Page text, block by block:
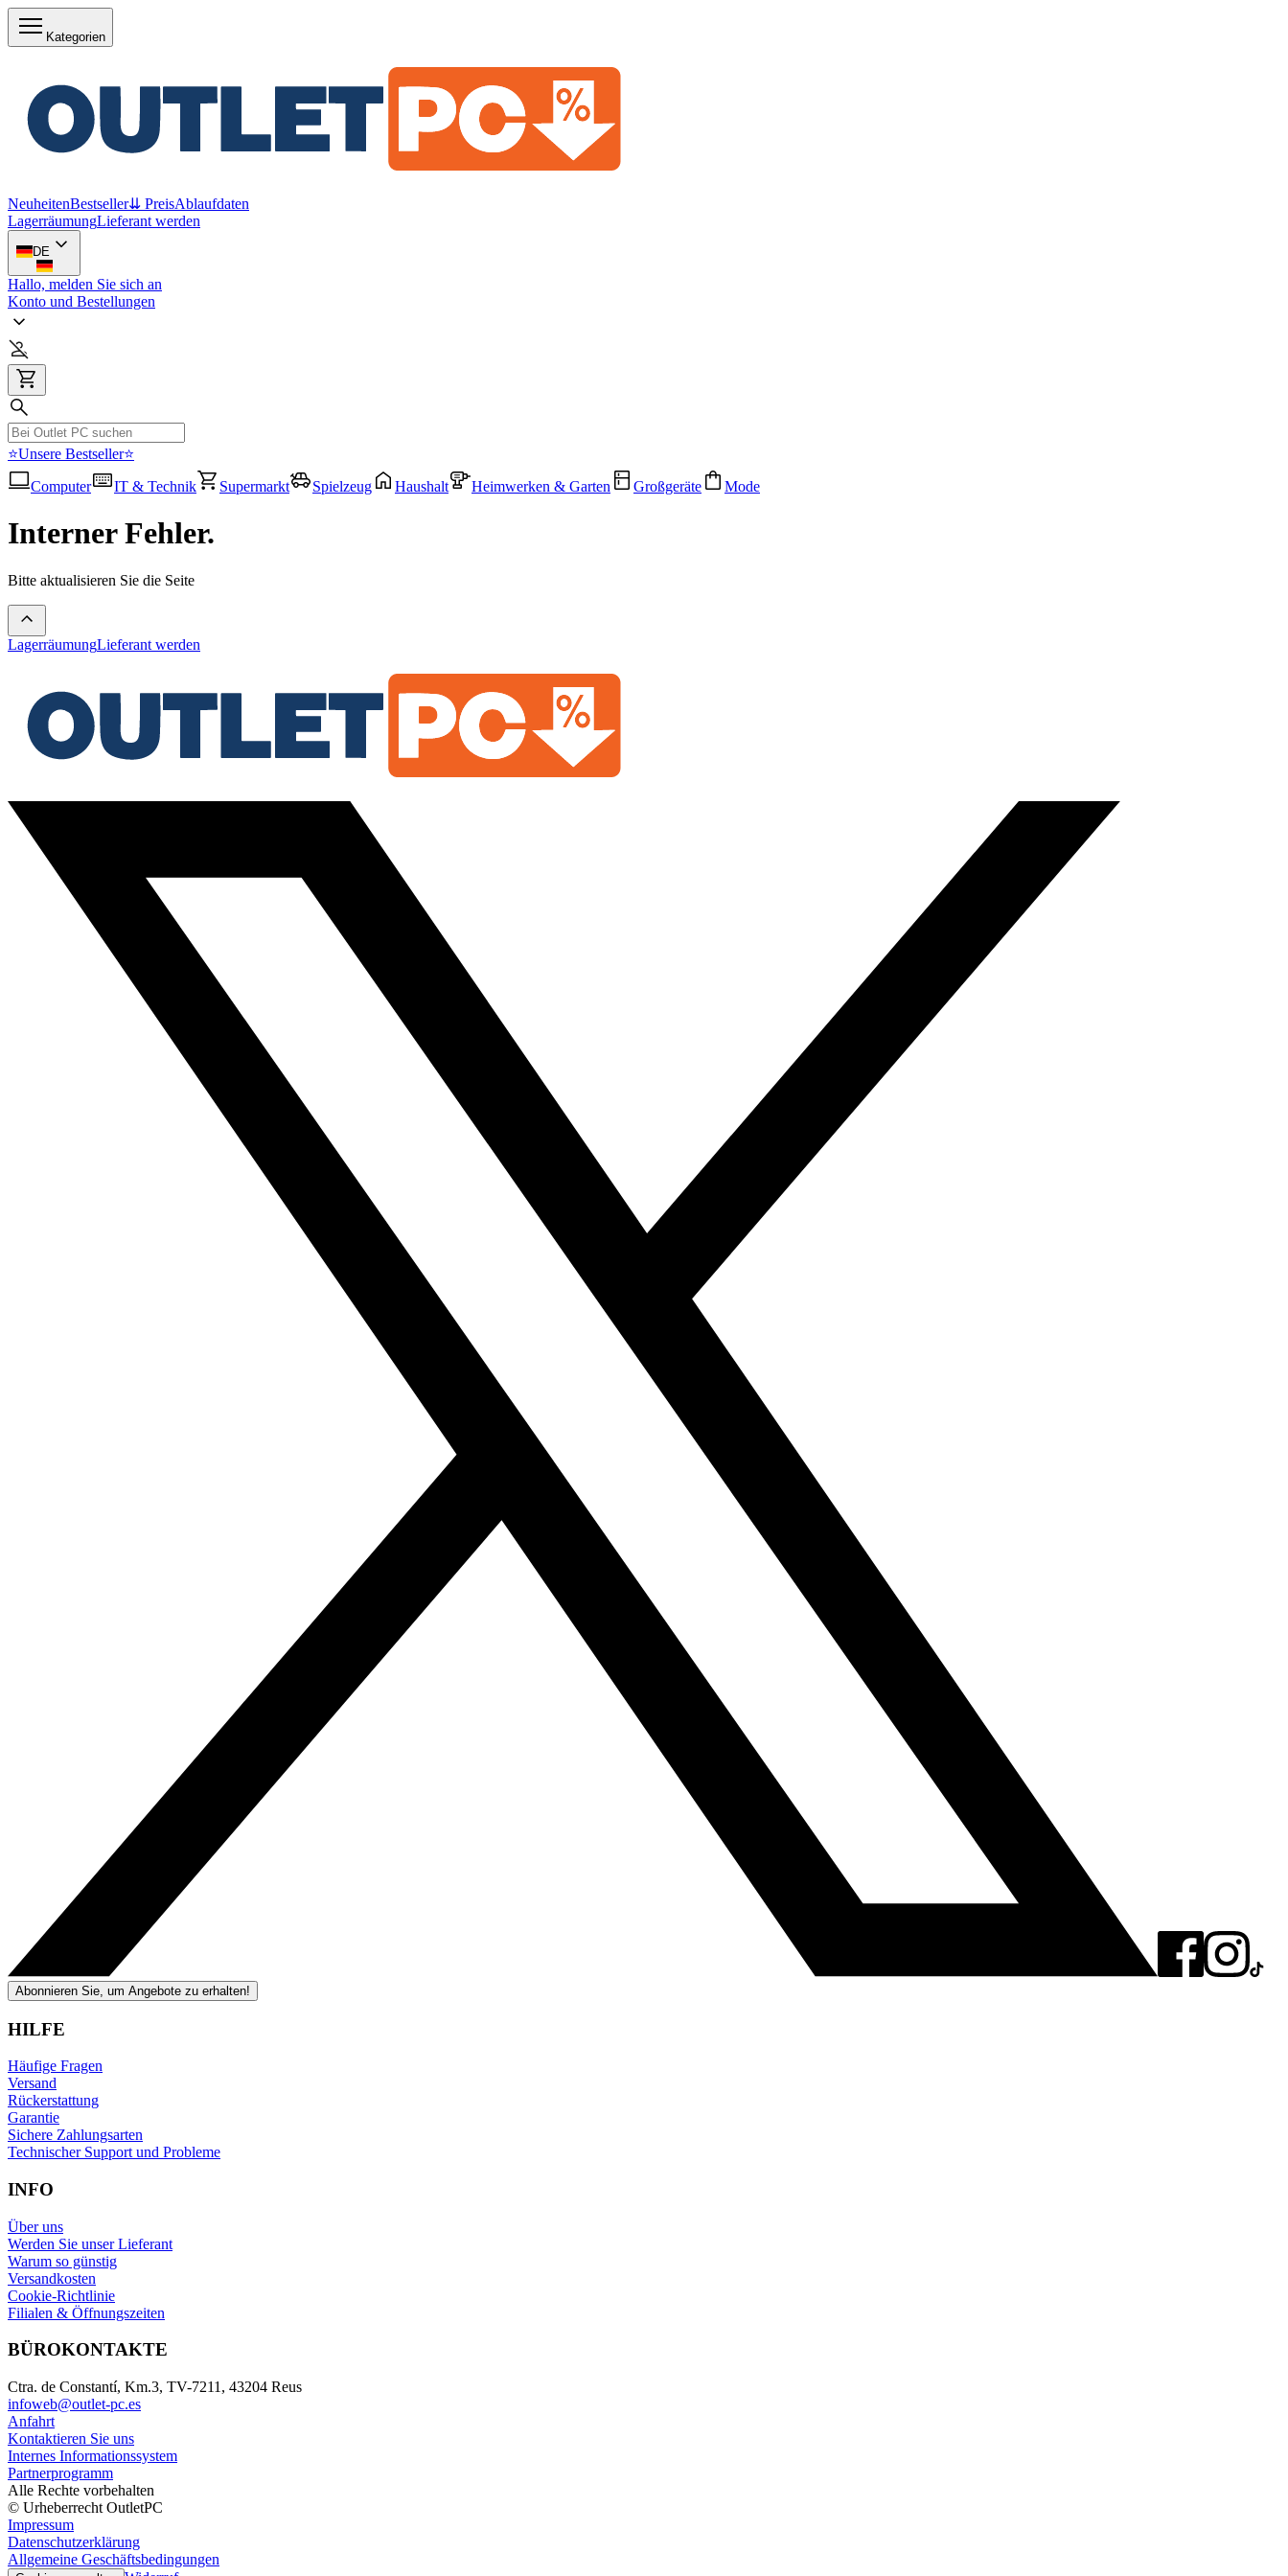
Kategorien
NeuheitenBestseller⇊ PreisAblaufdaten
LagerräumungLieferant werden
DE
Hallo, melden Sie sich an
Konto und Bestellungen
⭐Unsere Bestseller⭐
Computer
IT & Technik Supermarkt Spielzeug Haushalt Heimwerken & Garten Großgeräte Mode
Interner Fehler.
Bitte aktualisieren Sie die Seite
LagerräumungLieferant werden
Abonnieren Sie, um Angebote zu erhalten!
HILFE
Häufige Fragen
Versand
Rückerstattung
Garantie
Sichere Zahlungsarten
Technischer Support und Probleme
INFO
Über uns
Werden Sie unser Lieferant
Warum so günstig
Versandkosten
Cookie-Richtlinie
Filialen & Öffnungszeiten
BÜROKONTAKTE
Ctra. de Constantí, Km.3, TV-7211, 43204 Reus
infoweb@outlet-pc.es
Anfahrt
Kontaktieren Sie uns
Internes Informationssystem
Partnerprogramm
Alle Rechte vorbehalten
© Urheberrecht OutletPC
Impressum
Datenschutzerklärung
Allgemeine Geschäftsbedingungen